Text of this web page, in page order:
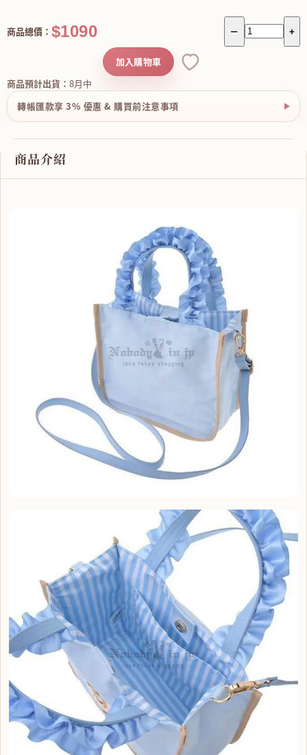
－ +
商品總價： $1090
商品預計出貨： 8月中
加入購物車
轉帳匯款享 3% 優惠 & 購買前注意事項
商品介紹